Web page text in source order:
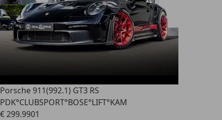
Porsche 911(992.1) GT3 RS
PDK°CLUBSPORT°BOSE°LIFT°KAM
€ 299.9901